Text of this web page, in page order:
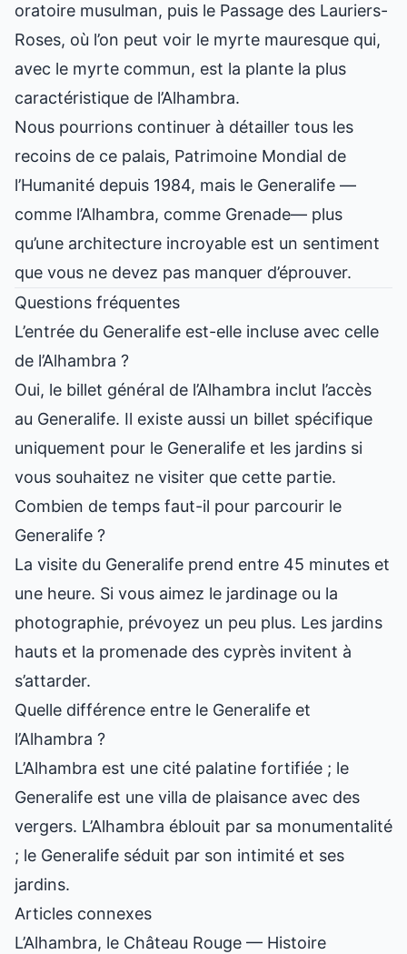
oratoire musulman, puis le Passage des Lauriers-
Roses, où l’on peut voir le myrte mauresque qui,
avec le myrte commun, est la plante la plus
caractéristique de l’Alhambra.
Nous pourrions continuer à détailler tous les
recoins de ce palais, Patrimoine Mondial de
l’Humanité depuis 1984, mais le Generalife —
comme l’Alhambra, comme Grenade— plus
qu’une architecture incroyable est un sentiment
que vous ne devez pas manquer d’éprouver.
Questions fréquentes
L’entrée du Generalife est-elle incluse avec celle
de l’Alhambra ?
Oui, le billet général de l’Alhambra inclut l’accès
au Generalife. Il existe aussi un billet spécifique
uniquement pour le Generalife et les jardins si
vous souhaitez ne visiter que cette partie.
Combien de temps faut-il pour parcourir le
Generalife ?
La visite du Generalife prend entre 45 minutes et
une heure. Si vous aimez le jardinage ou la
photographie, prévoyez un peu plus. Les jardins
hauts et la promenade des cyprès invitent à
s’attarder.
Quelle différence entre le Generalife et
l’Alhambra ?
L’Alhambra est une cité palatine fortifiée ; le
Generalife est une villa de plaisance avec des
vergers. L’Alhambra éblouit par sa monumentalité
; le Generalife séduit par son intimité et ses
jardins.
Articles connexes
L’Alhambra, le Château Rouge — Histoire